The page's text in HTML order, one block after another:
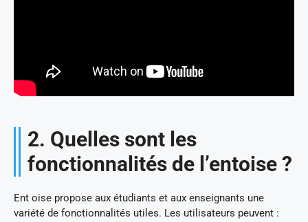
2. Quelles sont les
fonctionnalités de l’entoise ?
Ent oise propose aux étudiants et aux enseignants une
variété de fonctionnalités utiles. Les utilisateurs peuvent :